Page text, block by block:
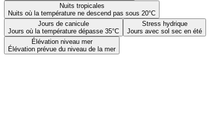
Nuits tropicales
Nuits où la température ne descend pas sous 20°C
Jours de canicule
Jours où la température dépasse 35°C
Stress hydrique
Jours avec sol sec en été
Élévation niveau mer
Élévation prévue du niveau de la mer